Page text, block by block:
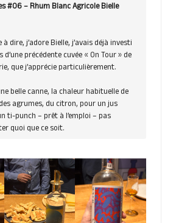
#06 – Rhum Blanc Agricole Bielle
dire, j’adore Bielle, j’avais déjà investi
précédente cuvée « On Tour » de
que j’apprécie particulièrement.
belle canne, la chaleur habituelle de
agrumes, du citron, pour un jus
ti-punch – prêt à l’emploi – pas
quoi que ce soit.